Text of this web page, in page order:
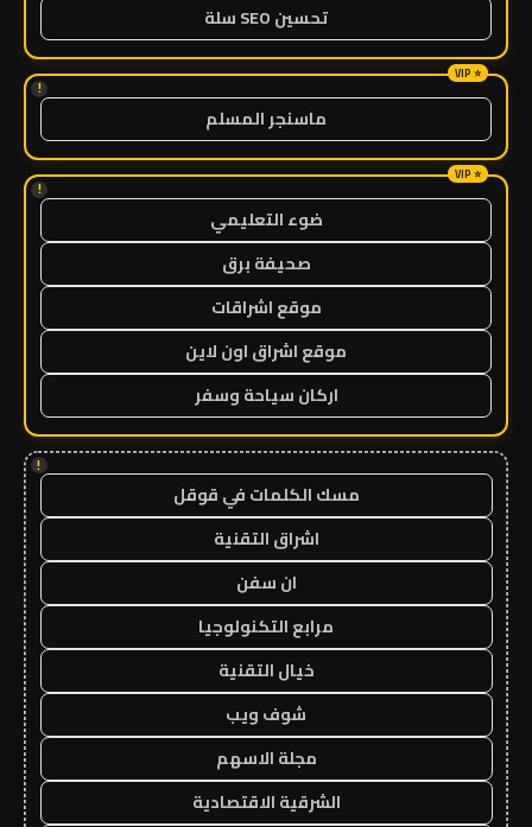
تحسين SEO سلة
!
ماسنجر المسلم
!
ضوء التعليمي
صحيفة برق
موقع اشراقات
موقع اشراق اون لاين
اركان سياحة وسفر
!
مسك الكلمات في قوقل
اشراق التقنية
ان سفن
مرابع التكنولوجيا
خيال التقنية
شوف ويب
مجلة الاسهم
الشرقية الاقتصادية